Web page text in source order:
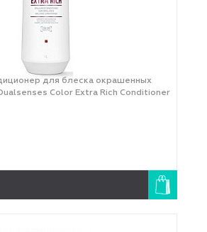
для блеска окрашенных
Color Extra Rich Conditioner